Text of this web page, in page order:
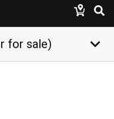
for sale) keyboard_arrow_down